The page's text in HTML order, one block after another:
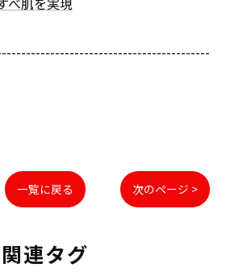
一覧に戻る 次のページ >
関連タグ